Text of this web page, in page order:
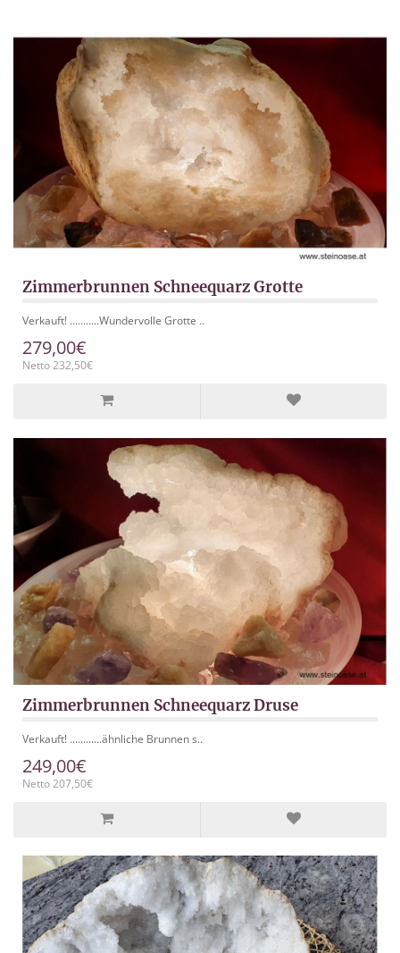
Zimmerbrunnen Schneequarz Grotte
Verkauft! ...........Wundervolle Grotte ..
279,00€
Netto 232,50€
Zimmerbrunnen Schneequarz Druse
Verkauft! ............ähnliche Brunnen s..
249,00€
Netto 207,50€